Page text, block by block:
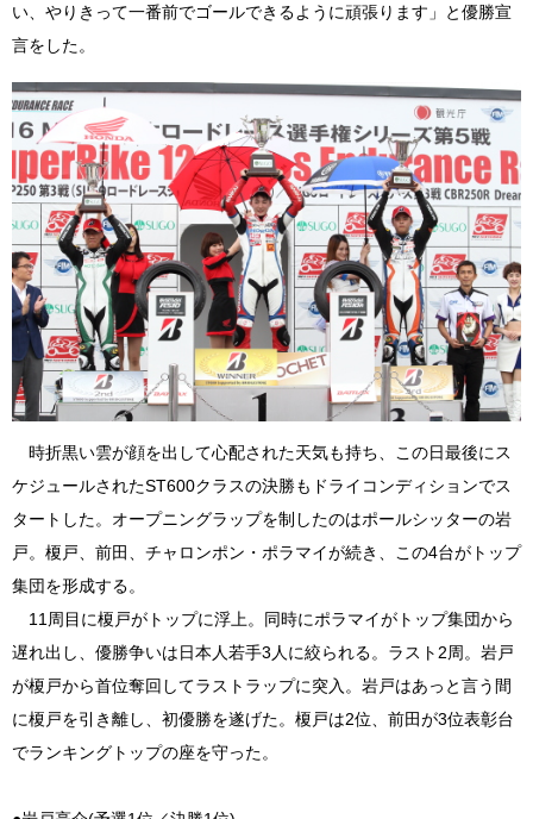
い、やりきって一番前でゴールできるように頑張ります」と優勝宣
言をした。
時折黒い雲が顔を出して心配された天気も持ち、この日最後にス
ケジュールされたST600クラスの決勝もドライコンディションでス
タートした。オープニングラップを制したのはポールシッターの岩
戸。榎戸、前田、チャロンポン・ポラマイが続き、この4台がトップ
集団を形成する。
11周目に榎戸がトップに浮上。同時にポラマイがトップ集団から
遅れ出し、優勝争いは日本人若手3人に絞られる。ラスト2周。岩戸
が榎戸から首位奪回してラストラップに突入。岩戸はあっと言う間
に榎戸を引き離し、初優勝を遂げた。榎戸は2位、前田が3位表彰台
でランキングトップの座を守った。